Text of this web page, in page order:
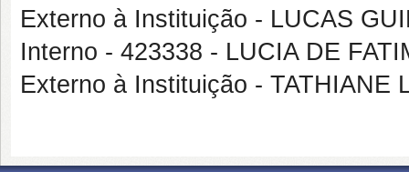
Externo à Instituição - LUCAS
Interno - 423338 - LUCIA DE
Externo à Instituição - TATHIANE